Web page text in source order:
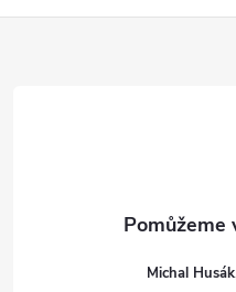
Michal Husák